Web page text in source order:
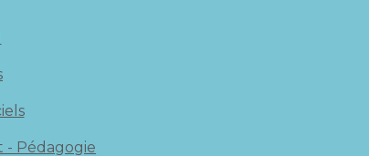
- Pédagogie